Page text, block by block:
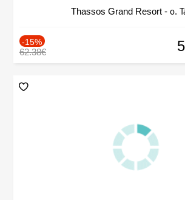
Thassos Grand Resort - о.
-15%
62.38€